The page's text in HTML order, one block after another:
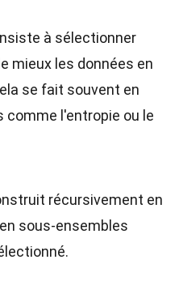
à sélectionner
mieux les données en
se fait souvent en
l'entropie ou le
récursivement en
sous-ensembles